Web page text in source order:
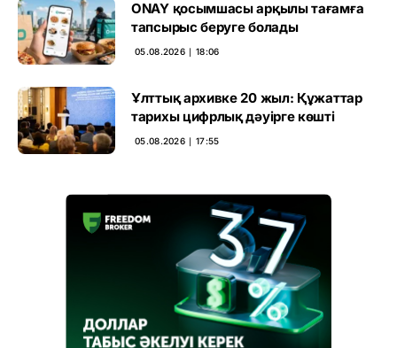
ONAY қосымшасы арқылы тағамға
тапсырыс беруге болады
05.08.2026 ∣ 18:06
Ұлттық архивке 20 жыл: Құжаттар
тарихы цифрлық дәуірге көшті
05.08.2026 ∣ 17:55